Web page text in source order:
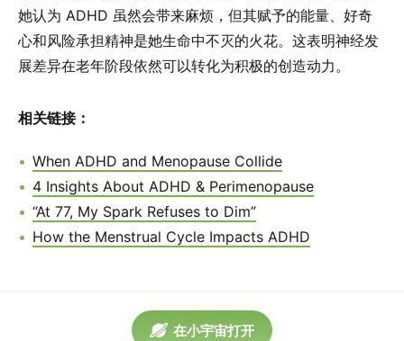
她认为 ADHD 虽然会带来麻烦，但其赋予的能量、好奇
心和风险承担精神是她生命中不灭的火花。这表明神经发
展差异在老年阶段依然可以转化为积极的创造动力。
相关链接：
When ADHD and Menopause Collide
4 Insights About ADHD & Perimenopause
“At 77, My Spark Refuses to Dim”
How the Menstrual Cycle Impacts ADHD
在小宇宙打开